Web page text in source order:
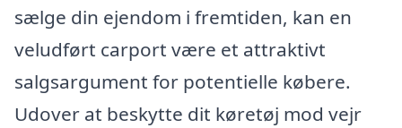
sælge din ejendom i fremtiden, kan en
veludført carport være et attraktivt
salgsargument for potentielle købere.
Udover at beskytte dit køretøj mod vejr